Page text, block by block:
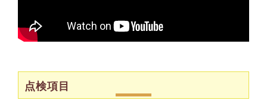
点検項目